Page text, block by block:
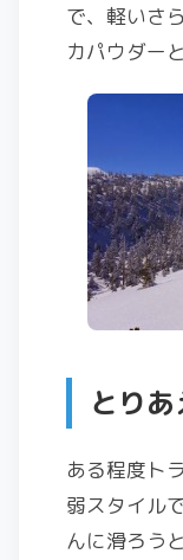
で、軽いさ
カパウダー
とりあ
ある程度ト
弱スタイル
んに滑ろう